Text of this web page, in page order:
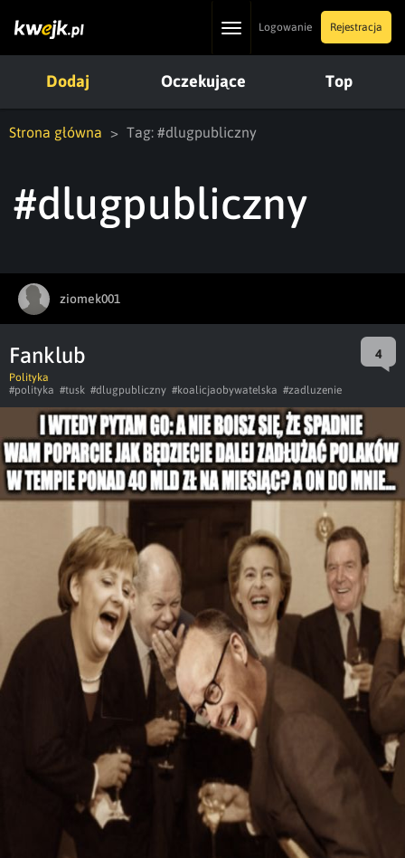
ToggleLogowanie Rejestracja
Dodaj Oczekujące Top
Strona główna Tag: #dlugpubliczny
#dlugpubliczny
ziomek001
Fanklub 4
Polityka
#polityka #tusk #dlugpubliczny #koalicjaobywatelska #zadluzenie